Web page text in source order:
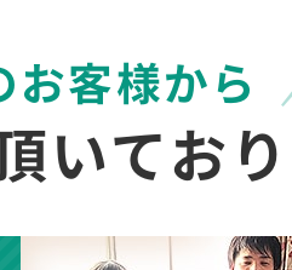
客様から
いてお